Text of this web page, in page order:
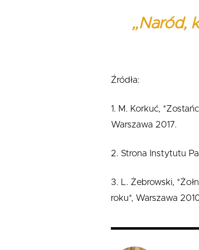
„Naród,
Źródła:
1. M. Korkuć,
Warszawa 2017.
2. Strona Instytutu
3. L. Żebrowski,
roku*, Warszawa